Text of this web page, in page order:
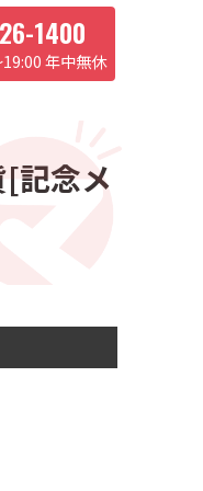
1400
年中無休
記念メ